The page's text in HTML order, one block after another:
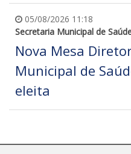
05/08/2026 11:18
Secretaria Municipal de
Nova Mesa
Municipal de
eleita